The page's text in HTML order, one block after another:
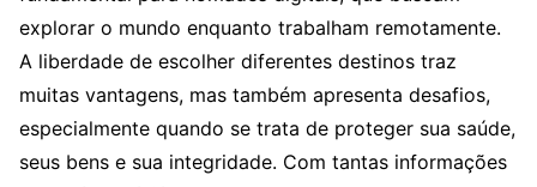
explorar o mundo enquanto trabalham remotamente.
A liberdade de escolher diferentes destinos traz
muitas vantagens, mas também apresenta desafios,
especialmente quando se trata de proteger sua saúde,
seus bens e sua integridade. Com tantas informações